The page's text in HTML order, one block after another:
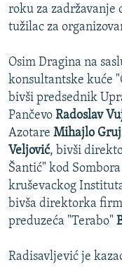
NASTANAK I RASPAD
roku za zadržavanje
tužilac za
Osim Dragina na
konsultantske kuće
bivši predsednik
Pančevo Radoslav
Azotare Mihajlo
Veljović, bivši
Šantić" kod Sombora
kruševackog
bivša direktorka
preduzeća "Terabo"
Radisavljević je